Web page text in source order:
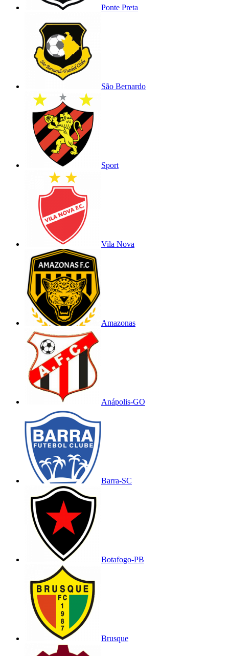
Ponte Preta
São Bernardo
Sport
Vila Nova
Amazonas
Anápolis-GO
Barra-SC
Botafogo-PB
Brusque